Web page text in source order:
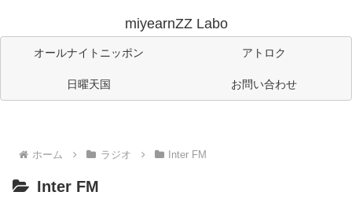
miyearnZZ Labo
オールナイトニッポン アトロク
日曜天国 お問い合わせ
ホーム ラジオ Inter FM
Inter FM